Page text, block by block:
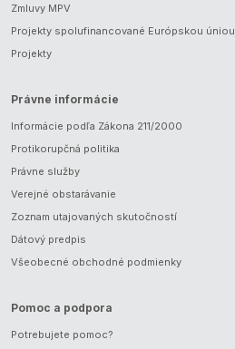
Zmluvy MPV
Projekty spolufinancované Európskou úniou
Projekty
Právne informácie
Informácie podľa Zákona 211/2000
Protikorupčná politika
Právne služby
Verejné obstarávanie
Zoznam utajovaných skutočností
Dátový predpis
Všeobecné obchodné podmienky
Pomoc a podpora
Potrebujete pomoc?